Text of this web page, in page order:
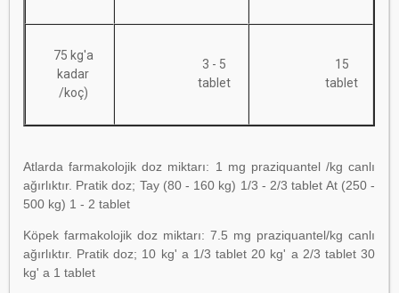
75 kg'a
kadar
/koç)
3 - 5
tablet
15
tablet
Atlarda farmakolojik doz miktarı: 1 mg praziquantel /kg canlı
ağırlıktır. Pratik doz; Tay (80 - 160 kg) 1/3 - 2/3 tablet At (250 -
500 kg) 1 - 2 tablet
Köpek farmakolojik doz miktarı: 7.5 mg praziquantel/kg canlı
ağırlıktır. Pratik doz; 10 kg' a 1/3 tablet 20 kg' a 2/3 tablet 30
kg' a 1 tablet